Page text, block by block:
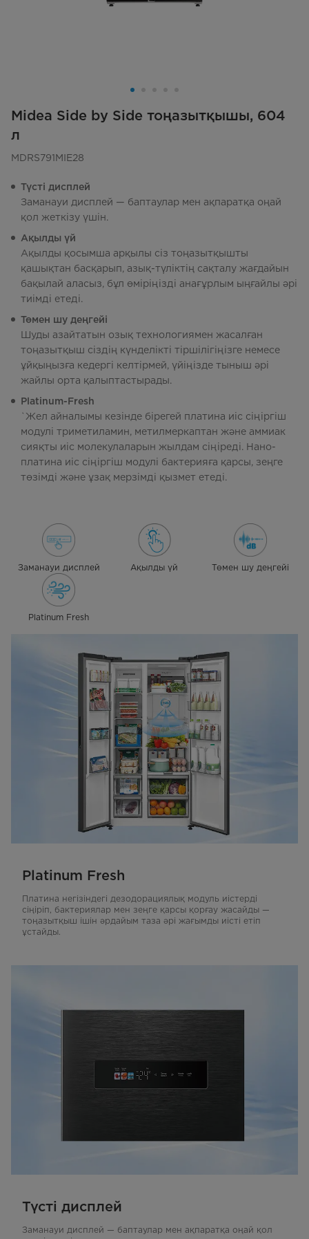
Midea Side by Side тоңазытқышы, 604
л
MDRS791MIE28
Түсті дисплей
Заманауи дисплей — баптаулар мен ақпаратқа оңай
қол жеткізу үшін.
Ақылды үй
Ақылды қосымша арқылы сіз тоңазытқышты
қашықтан басқарып, азық-түліктің сақталу жағдайын
бақылай аласыз, бұл өміріңізді анағұрлым ыңғайлы әрі
тиімді етеді.
Төмен шу деңгейі
Шуды азайтатын озық технологиямен жасалған
тоңазытқыш сіздің күнделікті тіршілігіңізге немесе
ұйқыңызға кедергі келтірмей, үйіңізде тыныш әрі
жайлы орта қалыптастырады.
Platinum-Fresh
`Жел айналымы кезінде бірегей платина иіс сіңіргіш
модулі триметиламин, метилмеркаптан және аммиак
сияқты иіс молекулаларын жылдам сіңіреді. Нано-
платина иіс сіңіргіш модулі бактерияға қарсы, зеңге
төзімді және ұзақ мерзімді қызмет етеді.
Заманауи дисплей Ақылды үй Төмен шу деңгейі
Platinum Fresh
Platinum Fresh
Платина негізіндегі дезодорациялық модуль иістерді
сіңіріп, бактериялар мен зеңге қарсы қорғау жасайды —
тоңазытқыш ішін әрдайым таза әрі жағымды иісті етіп
ұстайды.
Түсті дисплей
Заманауи дисплей — баптаулар мен ақпаратқа оңай қол